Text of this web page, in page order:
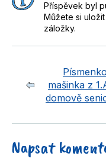
Příspěvek byl
Můžete si
záložky.
mašinka z
domově
Napsat